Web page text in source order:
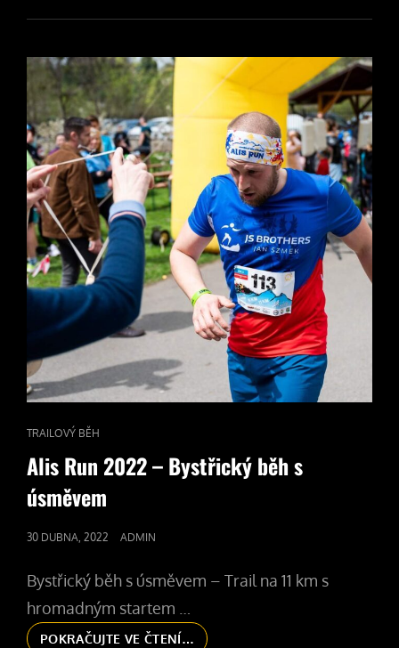
CAT
LINKS
TRAILOVÝ BĚH
Alis Run 2022 – Bystřický běh s
úsměvem
POSTED
30 DUBNA, 2022 ADMIN
Bystřický běh s úsměvem – Trail na 11 km s
hromadným startem …
POKRAČUJTE VE ČTENÍ… ALIS